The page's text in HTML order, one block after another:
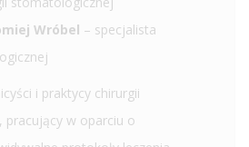
Wróbel – specjalista
i praktycy chirurgii
w oparciu o